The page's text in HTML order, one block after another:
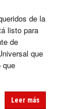
de la
listo para
de
que
que
Leer más